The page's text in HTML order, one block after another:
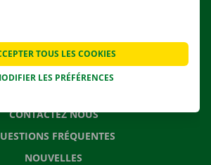
DE DÉMÉNAGEMENT
CONTACTEZ NOUS
FRÉQUENTES
NOUVELLES
LES PRÉFÉRENCES
TOUS LES COOKIES